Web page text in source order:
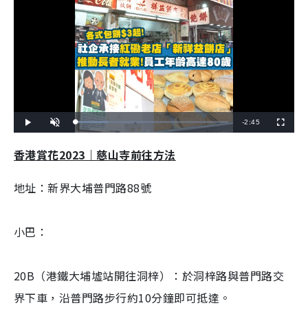
l
n
t
e
L
o
d
.
8
R
-2:45
u
香港賞花2023｜慈山寺前往方法
地址：新界大埔普門路88號
小巴：
20B（港鐵大埔墟站開往洞梓）：於洞梓路與普門路交
界下車，沿普門路步行約10分鐘即可抵達。